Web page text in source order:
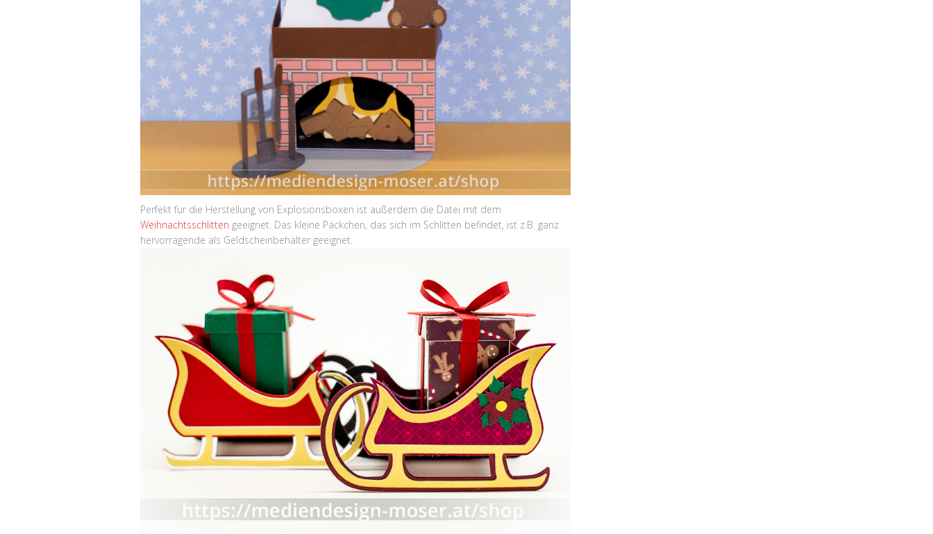
Perfekt für die Herstellung von Explosionsboxen ist außerdem die Datei mit dem
Weihnachtsschlitten geeignet. Das kleine Päckchen, das sich im Schlitten befindet, ist z.B. ganz
hervorragende als Geldscheinbehälter geeignet.